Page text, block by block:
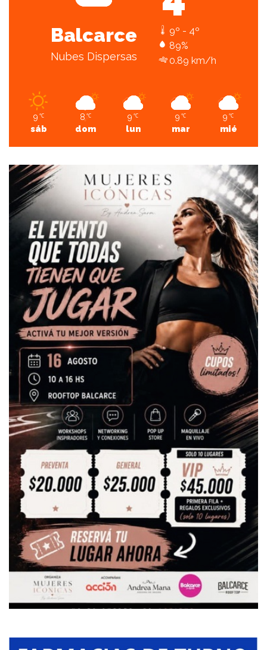
Balcarce
Nubes Dispersas
9º - 4º
89%
0.89 km/h
9 ℃
sáb
8 ℃
dom
9 ℃
lun
9 ℃
mar
9 ℃
mié